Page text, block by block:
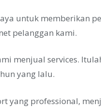
untuk memberikan
pelanggan kami.
menjual services.
yang lalu.
yang professional,